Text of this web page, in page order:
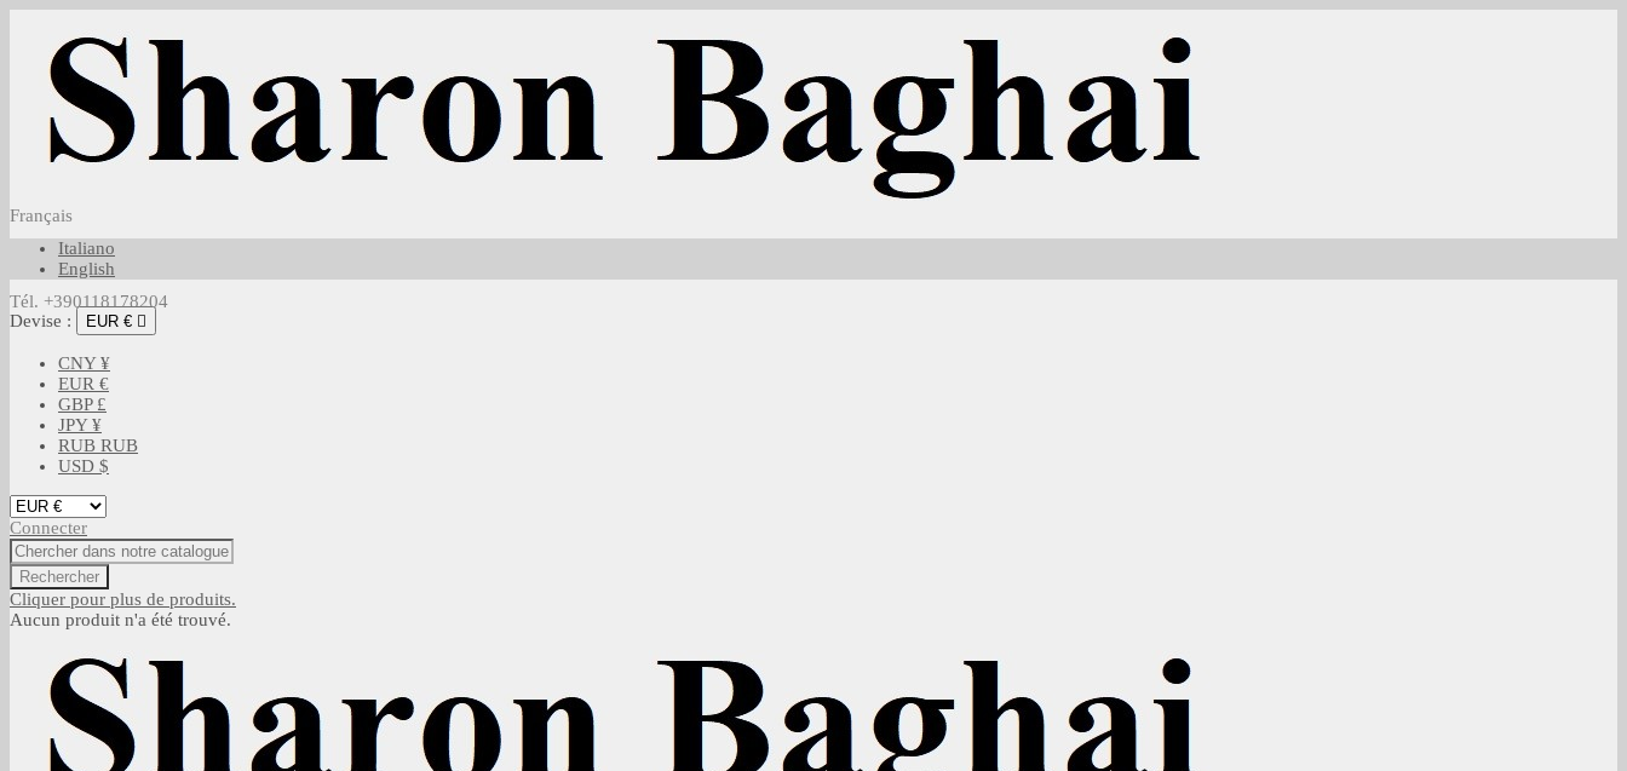
Français
Italiano
English
Tél. +390118178204
Devise :
EUR € 
CNY ¥
EUR €
GBP £
JPY ¥
RUB RUB
USD $
Connecter
Rechercher
Cliquer pour plus de produits.
Aucun produit n'a été trouvé.